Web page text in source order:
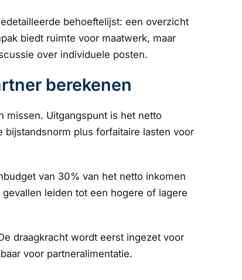
behoeftelijst: een overzicht
biedt ruimte voor maatwerk, maar
over individuele posten.
berekenen
missen. Uitgangspunt is het netto
plus forfaitaire lasten voor
van 30% van het netto inkomen
leiden tot een hogere of lagere
draagkracht wordt eerst ingezet voor
voor partneralimentatie.